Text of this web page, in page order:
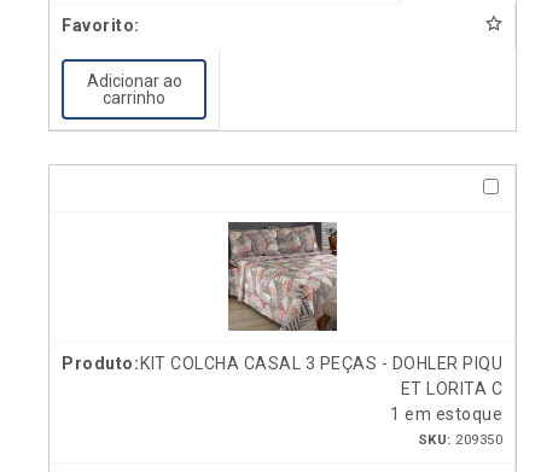
Adicionar ao
carrinho
KIT COLCHA CASAL 3 PEÇAS - DOHLER PIQU
ET LORITA C
1 em estoque
SKU: 209350